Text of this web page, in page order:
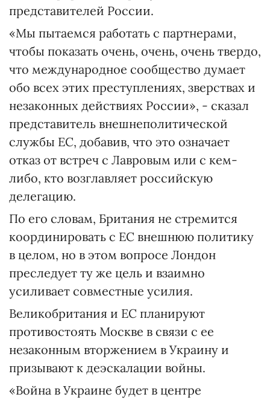
представителей России.
«Мы пытаемся работать с партнерами,
чтобы показать очень, очень, очень твердо,
что международное сообщество думает
обо всех этих преступлениях, зверствах и
незаконных действиях России», - сказал
представитель внешнеполитической
службы ЕС, добавив, что это означает
отказ от встреч с Лавровым или с кем-
либо, кто возглавляет российскую
делегацию.
По его словам, Британия не стремится
координировать с ЕС внешнюю политику
в целом, но в этом вопросе Лондон
преследует ту же цель и взаимно
усиливает совместные усилия.
Великобритания и ЕС планируют
противостоять Москве в связи с ее
незаконным вторжением в Украину и
призывают к деэскалации войны.
«Война в Украине будет в центре